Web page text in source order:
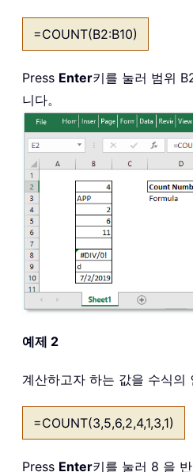
=COUNT(B2:B10)
Press Enter키를 눌러 범위
니다。
예제 2
계산하고자 하는 값을 수식의
=COUNT(3,5,6,2,4,1,3,1)
Press Enter키를 눌러 8 을 반